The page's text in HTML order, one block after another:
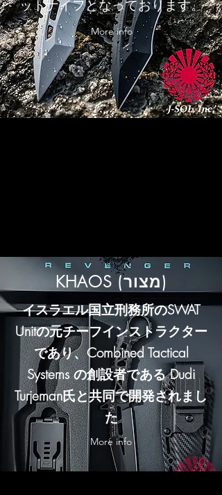
ットナイフとなっております。
More info
KHAOS (מצור)
イスラエル国立刑務所のSWAT
Unitの元チーフインストラクター
であり、Combined Tactical
Systems の創設者である Dudi
Turjeman氏と共同で開発されまし
た​
More info